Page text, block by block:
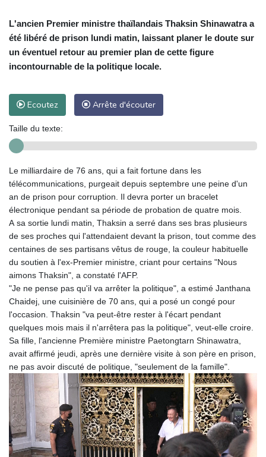
L'ancien Premier ministre thaïlandais Thaksin Shinawatra a
été libéré de prison lundi matin, laissant planer le doute sur
un éventuel retour au premier plan de cette figure
incontournable de la politique locale.
Ecoutez Arrête d'écouter
Taille du texte:
Le milliardaire de 76 ans, qui a fait fortune dans les
télécommunications, purgeait depuis septembre une peine d'un
an de prison pour corruption. Il devra porter un bracelet
électronique pendant sa période de probation de quatre mois.
A sa sortie lundi matin, Thaksin a serré dans ses bras plusieurs
de ses proches qui l'attendaient devant la prison, tout comme des
centaines de ses partisans vêtus de rouge, la couleur habituelle
du soutien à l'ex-Premier ministre, criant pour certains "Nous
aimons Thaksin", a constaté l'AFP.
"Je ne pense pas qu'il va arrêter la politique", a estimé Janthana
Chaidej, une cuisinière de 70 ans, qui a posé un congé pour
l'occasion. Thaksin "va peut-être rester à l'écart pendant
quelques mois mais il n'arrêtera pas la politique", veut-elle croire.
Sa fille, l'ancienne Première ministre Paetongtarn Shinawatra,
avait affirmé jeudi, après une dernière visite à son père en prison,
ne pas avoir discuté de politique, "seulement de la famille".